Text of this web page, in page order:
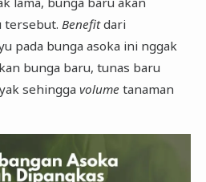
tersebut. Benefitdari
pada bunga asoka ini nggak
bunga baru, tunas baru
sehingga volume tanaman